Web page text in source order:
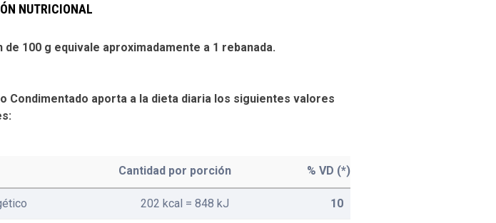
NUTRICIONAL
de 100 g equivale aproximadamente a 1 rebanada.
Condimentado aporta a la dieta diaria los siguientes valores
Cantidad por porción % VD (*)
202 kcal = 848 kJ 10